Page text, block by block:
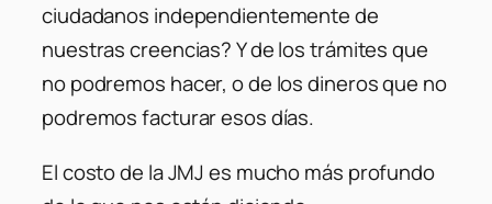
ciudadanos independientemente de
nuestras creencias? Y de los trámites que
no podremos hacer, o de los dineros que no
podremos facturar esos días.
El costo de la JMJ es mucho más profundo